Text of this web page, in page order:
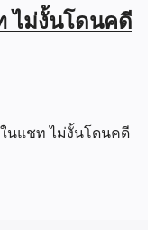
ไม่งั้นโดนคดี
ในแชท ไม่งั้นโดนคดี